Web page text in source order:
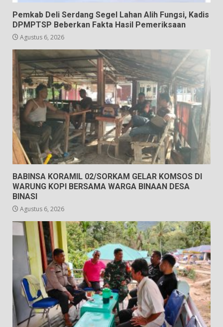
Pemkab Deli Serdang Segel Lahan Alih Fungsi, Kadis
DPMPTSP Beberkan Fakta Hasil Pemeriksaan
Agustus 6, 2026
BABINSA KORAMIL 02/SORKAM GELAR KOMSOS DI
WARUNG KOPI BERSAMA WARGA BINAAN DESA
BINASI
Agustus 6, 2026